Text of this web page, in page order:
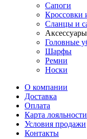
Сапоги
Кроссовки
Сланцы и
Аксессуары
Головные
Шарфы
Ремни
Носки
О компании
Доставка
Оплата
Карта лояльности
Условия продажи
Контакты